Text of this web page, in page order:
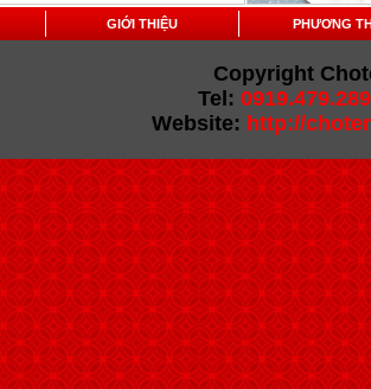
GIỚI THIỆU PHƯƠNG
Copyright
Tel: 0919.479.289
Website: http://